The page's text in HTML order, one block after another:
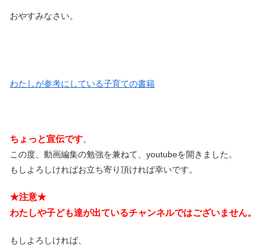
おやすみなさい。
わたしが参考にしている子育ての書籍
ちょっと宣伝です。
この度、動画編集の勉強を兼ねて、youtubeを開きました。
もしよろしければお立ち寄り頂ければ幸いです。
★注意★
わたしや子ども達が出ているチャンネルではございません。
もしよろしければ、